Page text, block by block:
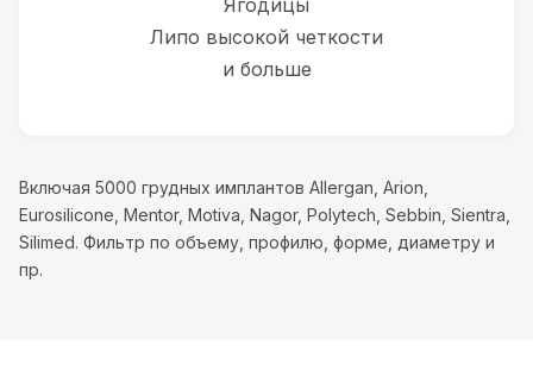
Липо высокой четкости
и больше
Включая 5000 грудных имплантов Allergan, Arion,
Eurosilicone, Mentor, Motiva, Nagor, Polytech, Sebbin, Sientra,
Silimed. Фильтр по объему, профилю, форме, диаметру и
пр.